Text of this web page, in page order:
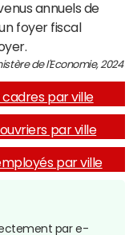
annuels de
foyer fiscal
de l'Economie, 2024
cadres par ville
par ville
par ville
par e-